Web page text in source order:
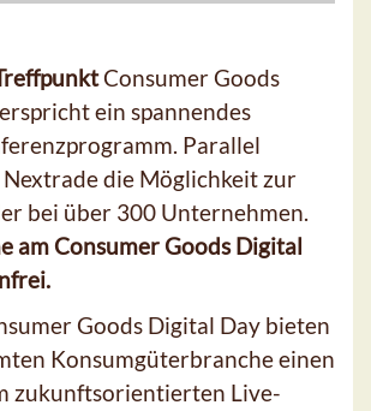
Consumer Goods
ein spannendes
Parallel
die Möglichkeit zur
bei über 300 Unternehmen.
am Consumer Goods Digital
Goods Digital Day bieten
Konsumgüterbranche einen
zukunftsorientierten Live-